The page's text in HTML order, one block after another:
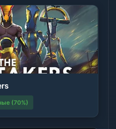
(70%)